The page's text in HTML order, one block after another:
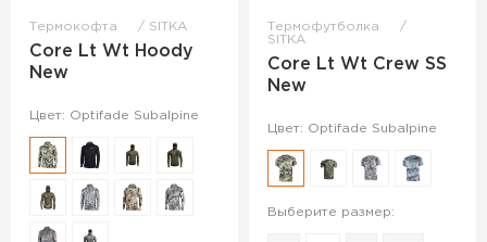
Термокофта SITKA
Core Lt Wt Hoody
New
Цвет: Optifade Subalpine
Термофутболка
SITKA
Core Lt Wt Crew SS
New
Цвет: Optifade Subalpine
Выберите размер: